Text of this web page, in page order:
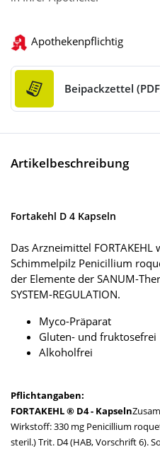
Apothekenpflichtig
Beipackzettel
Artikelbeschreibung
Fortakehl D 4 Kapseln
Das Arzneimittel
Schimmelpilz Penicillium
der Elemente der SANUM-
SYSTEM-REGULATION.
Myco-Präparat
Gluten- und fruktosefrei
Alkoholfrei
Pflichtangaben:
FORTAKEHL ® D4 - Kapseln
Wirkstoff: 330 mg Penicillium
steril.) Trit. D4 (HAB, Vorschrift 6).